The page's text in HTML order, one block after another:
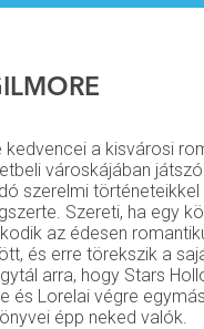
kedvencei a kisvárosi
városkájában
szerelmi
Szereti, ha egy
az édesen
és erre törekszik a
arra, hogy Stars
és Lorelai végre
épp neked valók.